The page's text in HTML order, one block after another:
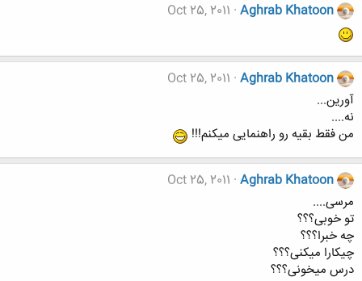
Aghrab Khatoon
Oct 25, 2011
Aghrab Khatoon
Oct 25, 2011
آورین...
نه....
من فقط بقیه رو راهنمایی میکنم!!!
Aghrab Khatoon
Oct 25, 2011
مرسی....
تو خوبی؟؟؟
چه خبرا؟؟؟
چیکارا میکنی؟؟؟
درس میخونی؟؟؟